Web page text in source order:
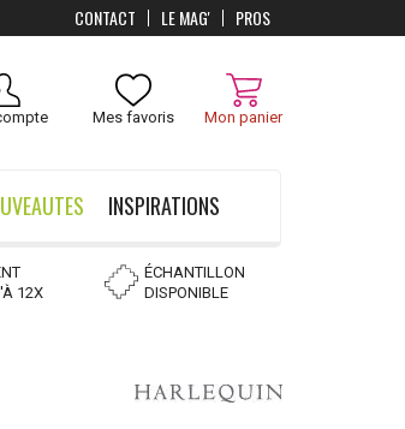
Mon panier
Mes favoris
INSPIRATIONS
12X
ÉCHANTILLON
DISPONIBLE
PROS
LE MAG'
CONTACT
OFFERTSdès 100 €